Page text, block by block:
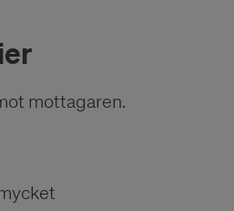
mottagaren.